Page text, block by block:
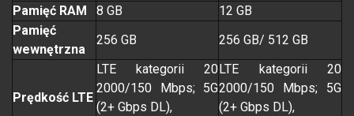
Pamięć RAM
8 GB
12 GB
Pamięć
wewnętrzna
256 GB 256 GB/ 512 GB
Prędkość LTE
LTE kategorii 20
2000/150 Mbps; 5G
(2+ Gbps DL),
LTE kategorii 20
2000/150 Mbps; 5G
(2+ Gbps DL),